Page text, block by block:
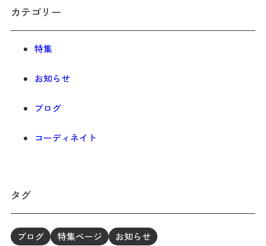
カテゴリー
特集
お知らせ
ブログ
コーディネイト
タグ
ブログ 特集ページ お知らせ